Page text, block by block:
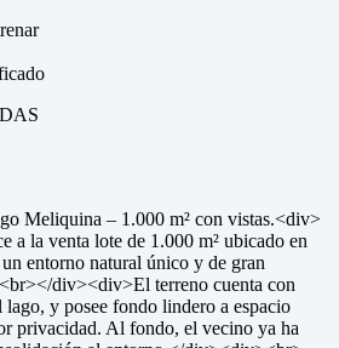
Meliquina – 1.000 m² con vistas.<div>
a la venta lote de 1.000 m² ubicado en
entorno natural único y de gran
div><div>El terreno cuenta con
y posee fondo lindero a espacio
privacidad. Al fondo, el vecino ya ha